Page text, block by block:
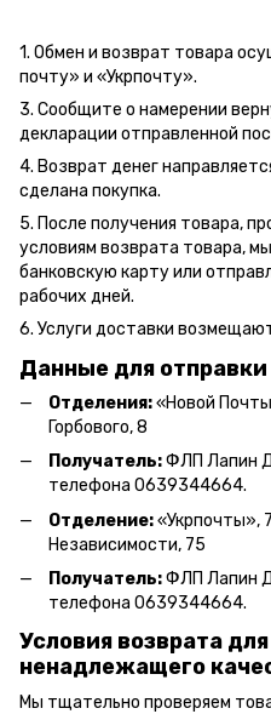
1. Обмен и возврат товара
почту» и «Укрпочту».
3. Сообщите о намерении
декларации отправленной
4. Возврат денег
сделана покупка.
5. После получения товара,
условиям возврата товара,
банковскую карту или
рабочих дней.
6. Услуги доставки
Данные для отправки
Отделения:«Новой
Горбового, 8
Получатель:ФЛП Лапин
телефона 0639344664.
Отделение:«Укрпочты»,
Независимости, 75
Получатель:ФЛП Лапин
телефона 0639344664.
Условия возврата
ненадлежащего
Мы тщательно проверяем